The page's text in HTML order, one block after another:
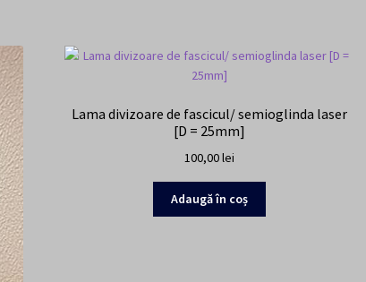
Lama divizoare de fascicul/ semioglinda laser
[D = 25mm]
100,00lei
Adaugă în coș